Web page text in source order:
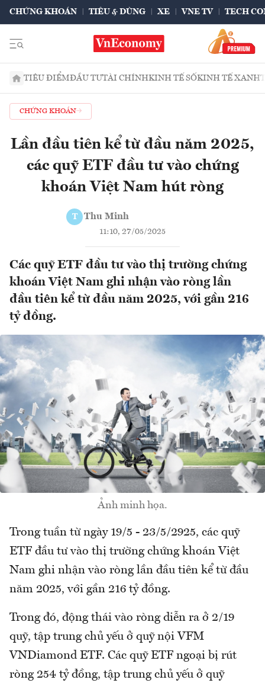
CHỨNG KHOÁN TIÊU & DÙNG XE VNE TV TECH
TIÊU ĐIỂMĐẦU TƯTÀI CHÍNHKINH TẾ SỐKINH TẾ XANH
CHỨNG KHOÁN
Lần đầu tiên kể từ đầu năm 2025,
các quỹ ETF đầu tư vào chứng
khoán Việt Nam hút ròng
T Thu Minh
11:10, 27/05/2025
Các quỹ ETF đầu tư vào thị trường chứng
khoán Việt Nam ghi nhận vào ròng lần
đầu tiên kể từ đầu năm 2025, với gần 216
tỷ đồng.
Ảnh minh họa.
Trong tuần từ ngày 19/5 - 23/5/2925, các quỹ
ETF đầu tư vào thị trường chứng khoán Việt
Nam ghi nhận vào ròng lần đầu tiên kể từ đầu
năm 2025, với gần 216 tỷ đồng.
Trong đó, động thái vào ròng diễn ra ở 2/19
quỹ, tập trung chủ yếu ở quỹ nội VFM
VNDiamond ETF. Các quỹ ETF ngoại bị rút
ròng 254 tỷ đồng, tập trung chủ yếu ở quỹ